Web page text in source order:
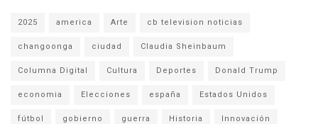
2025 america Arte cb television noticias
changoonga ciudad Claudia Sheinbaum
Columna Digital Cultura Deportes Donald Trump
economia Elecciones españa Estados Unidos
fútbol gobierno guerra Historia Innovación